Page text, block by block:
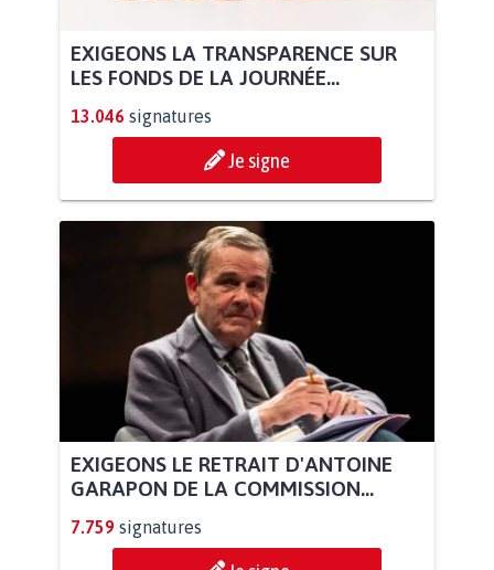
EXIGEONS LA TRANSPARENCE SUR
LES FONDS DE LA JOURNÉE...
13.046 signatures
Je signe
EXIGEONS LE RETRAIT D'ANTOINE
GARAPON DE LA COMMISSION...
7.759 signatures